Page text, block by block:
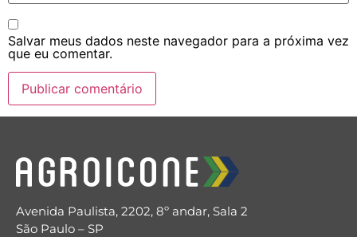
Salvar meus dados neste navegador para a próxima vez
que eu comentar.
Avenida Paulista, 2202, 8º andar, Sala 2
São Paulo – SP